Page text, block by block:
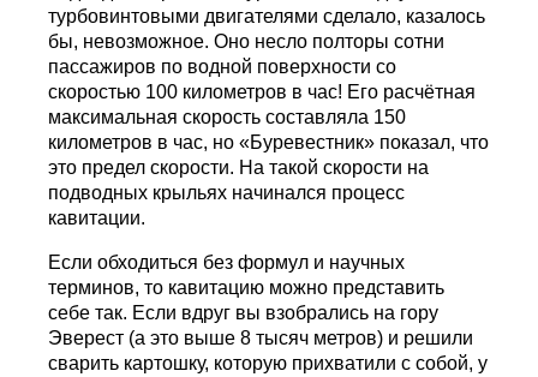
турбовинтовыми двигателями сделало, казалось
бы, невозможное. Оно несло полторы сотни
пассажиров по водной поверхности со
скоростью 100 километров в час! Его расчётная
максимальная скорость составляла 150
километров в час, но «Буревестник» показал, что
это предел скорости. На такой скорости на
подводных крыльях начинался процесс
кавитации.
Если обходиться без формул и научных
терминов, то кавитацию можно представить
себе так. Если вдруг вы взобрались на гору
Эверест (а это выше 8 тысяч метров) и решили
сварить картошку, которую прихватили с собой, у